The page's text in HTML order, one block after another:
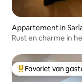
Appartement in
Rust en charme in
Topfavoriet van
Favoriet van